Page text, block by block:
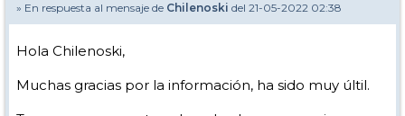
» En respuesta al mensaje de Chilenoski del 21-05-2022 02:38
Hola Chilenoski,
Muchas gracias por la información, ha sido muy últil.